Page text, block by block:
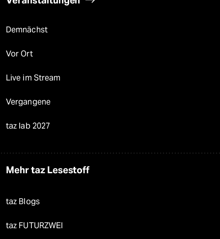
Demnächst
Vor Ort
Live im Stream
Vergangene
taz lab 2027
Mehr taz Lesestoff
taz Blogs
taz FUTURZWEI